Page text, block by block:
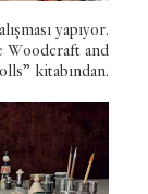
yapıyor.
Woodcraft and
kitabından.